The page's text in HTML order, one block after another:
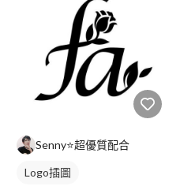
Senny⭐超優質配合
Logo插圖